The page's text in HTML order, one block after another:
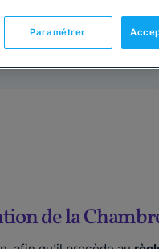
Prêt à
de la
Paramétrer